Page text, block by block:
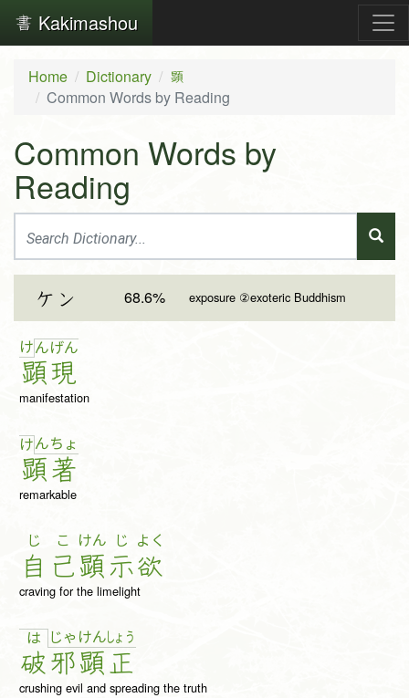
Kakimashou
Home Dictionary 顕
Common Words by Reading
Common Words by
Reading
ケン 68.6% exposure ②exoteric Buddhism
けん
顕
げん
現
manifestation
けん
顕
ちょ
著
remarkable
じ
自
こ
己
けん
顕
じ
示
よく
欲
craving for the limelight
は
破
じゃ
邪
けん
顕
しょ う
正
crushing evil and spreading the truth